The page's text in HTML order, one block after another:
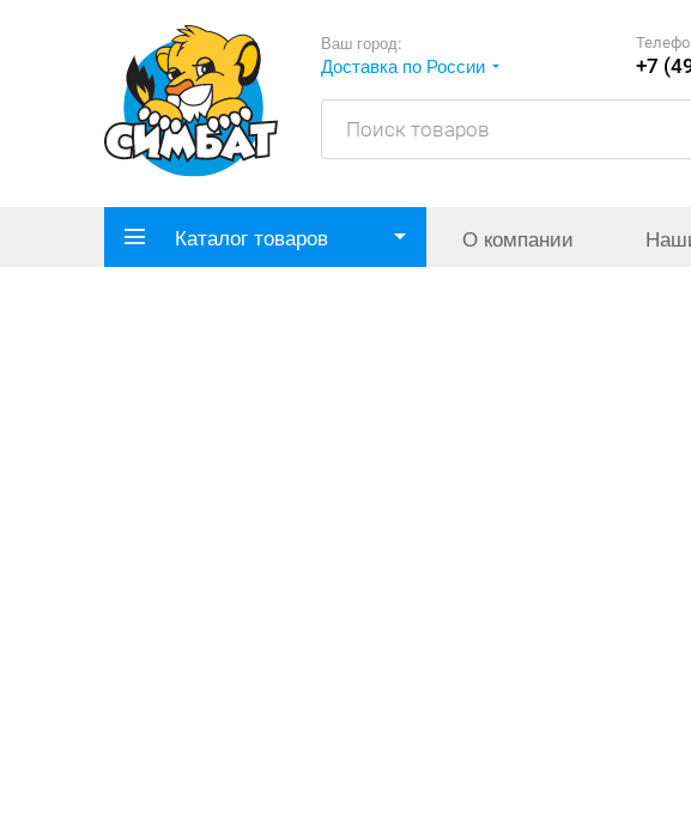
Ваш город:
Доставка по России +7
Каталог товаров О компании